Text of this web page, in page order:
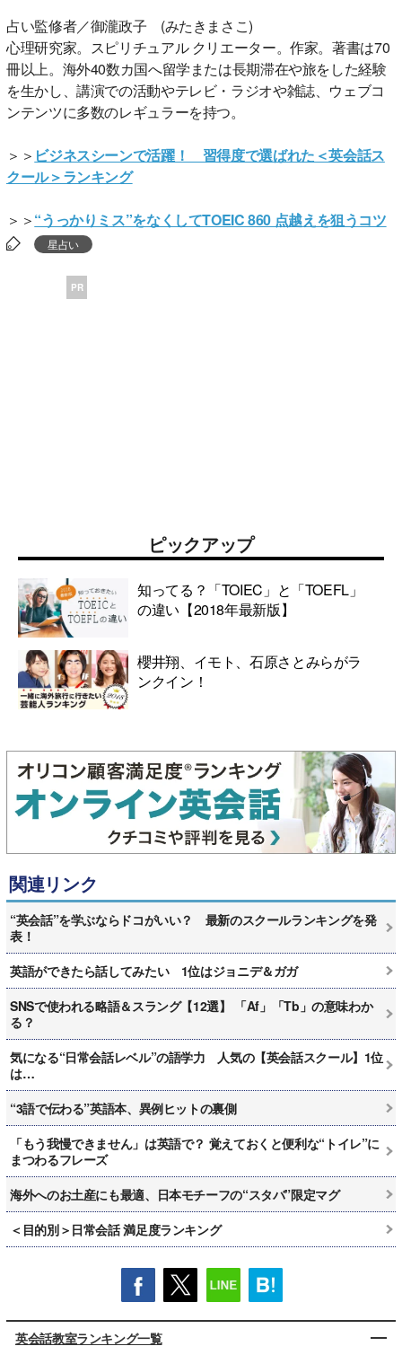
占い監修者／御瀧政子 (みたきまさこ)
心理研究家。スピリチュアル クリエーター。作家。著書は70
冊以上。海外40数カ国へ留学または長期滞在や旅をした経験
を生かし、講演での活動やテレビ・ラジオや雑誌、ウェブコ
ンテンツに多数のレギュラーを持つ。
＞＞ ビジネスシーンで活躍！ 習得度で選ばれた＜英会話ス
クール＞ランキング
＞＞“うっかりミス”をなくしてTOEIC 860 点越えを狙うコツ
星占い
PR
ピックアップ
知ってる？「TOIEC」と「TOEFL」
の違い【2018年最新版】
櫻井翔、イモト、石原さとみらがラ
ンクイン！
関連リンク
“英会話”を学ぶならドコがいい？ 最新のスクールランキングを発
表！
英語ができたら話してみたい 1位はジョニデ＆ガガ
SNSで使われる略語＆スラング【12選】 「Af」「Tb」の意味わか
る？
気になる“日常会話レベル”の語学力 人気の【英会話スクール】1位
は…
“3語で伝わる”英語本、異例ヒットの裏側
「もう我慢できません」は英語で？ 覚えておくと便利な“トイレ”に
まつわるフレーズ
海外へのお土産にも最適、日本モチーフの“スタバ”限定マグ
＜目的別＞日常会話 満足度ランキング
英会話教室ランキング一覧